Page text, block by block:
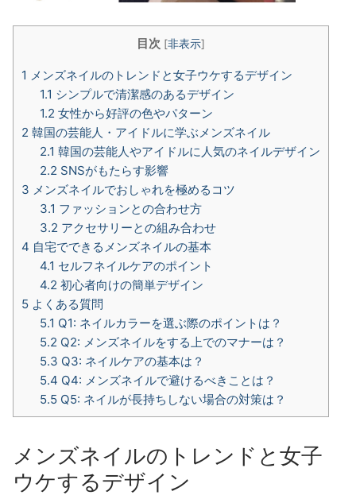
目次 [非表示]
1 メンズネイルのトレンドと女子ウケするデザイン
1.1 シンプルで清潔感のあるデザイン
1.2 女性から好評の色やパターン
2 韓国の芸能人・アイドルに学ぶメンズネイル
2.1 韓国の芸能人やアイドルに人気のネイルデザイン
2.2 SNSがもたらす影響
3 メンズネイルでおしゃれを極めるコツ
3.1 ファッションとの合わせ方
3.2 アクセサリーとの組み合わせ
4 自宅でできるメンズネイルの基本
4.1 セルフネイルケアのポイント
4.2 初心者向けの簡単デザイン
5 よくある質問
5.1 Q1: ネイルカラーを選ぶ際のポイントは？
5.2 Q2: メンズネイルをする上でのマナーは？
5.3 Q3: ネイルケアの基本は？
5.4 Q4: メンズネイルで避けるべきことは？
5.5Q5: ネイルが長持ちしない場合の対策は？
メンズネイルのトレンドと女子
ウケするデザイン